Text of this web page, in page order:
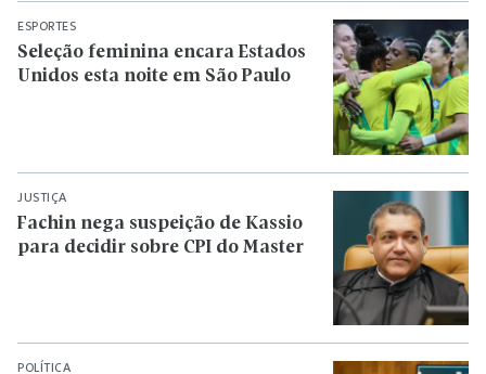
ESPORTES
Seleção feminina encara Estados
Unidos esta noite em São Paulo
JUSTIÇA
Fachin nega suspeição de Kassio
para decidir sobre CPI do Master
POLÍTICA